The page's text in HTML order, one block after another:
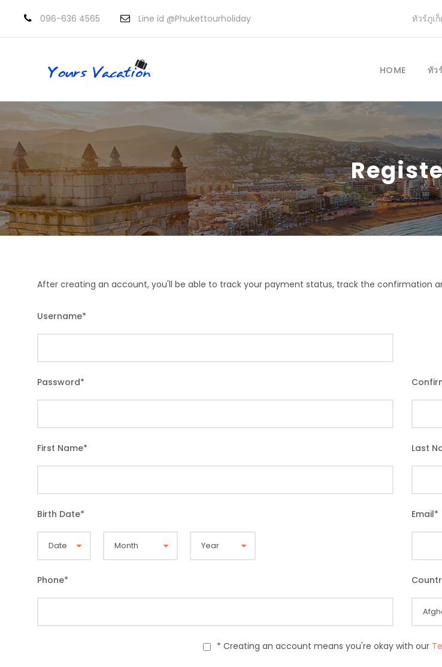
096-636 4565 Line id @Phukettourholiday ทัวร์ภูเ
HOME ทัว
After creating an account, you'll be able to track your payment status, track the confirmation
Username*
Password*
First Name* Last
Birth Date* Email*
Phone*
* Creating an account means you're okay with our